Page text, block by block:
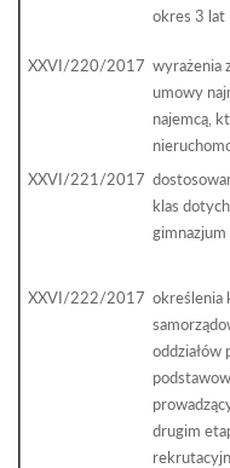
okres 3 lat
XXVI/220/2017 wyrażenia
umowy
najemcą,
XXVI/221/2017
klas
XXVI/222/2017 określenia
oddziałów
drugim